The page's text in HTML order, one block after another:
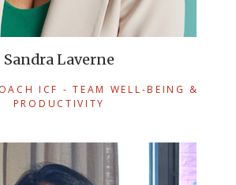
Sandra Laverne
ICF - TEAM WELL-BEING &
PRODUCTIVITY